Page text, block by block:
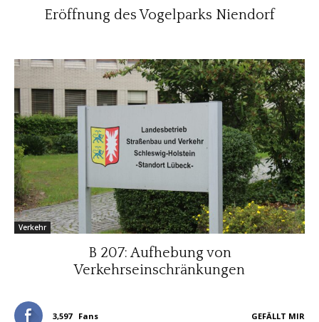
Eröffnung des Vogelparks Niendorf
Verkehr
B 207: Aufhebung von
Verkehrseinschränkungen
3,597 Fans GEFÄLLT MIR